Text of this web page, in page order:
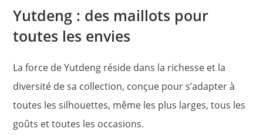
Yutdeng : des maillots pour
toutes les envies
La force de Yutdeng réside dans la richesse et la
diversité de sa collection, conçue pour s’adapter à
toutes les silhouettes, même les plus larges, tous les
goûts et toutes les occasions.